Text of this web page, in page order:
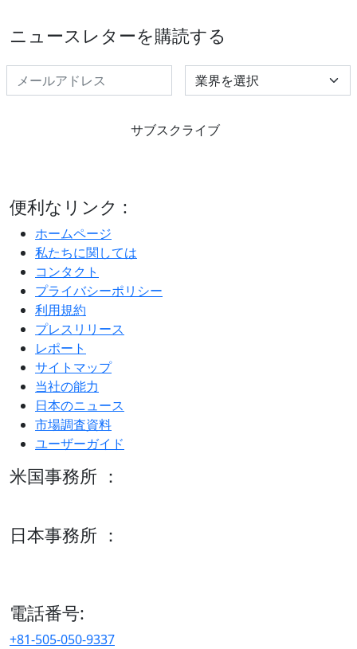
ニュースレターを購読する
Select Industry
サブスクライブ
便利なリンク :
ホームページ
私たちに関しては
コンタクト
プライバシーポリシー
利用規約
プレスリリース
レポート
サイトマップ
当社の能力
日本のニュース
市場調査資料
ユーザーガイド
米国事務所 ：
日本事務所 ：
電話番号:
+81-505-050-9337